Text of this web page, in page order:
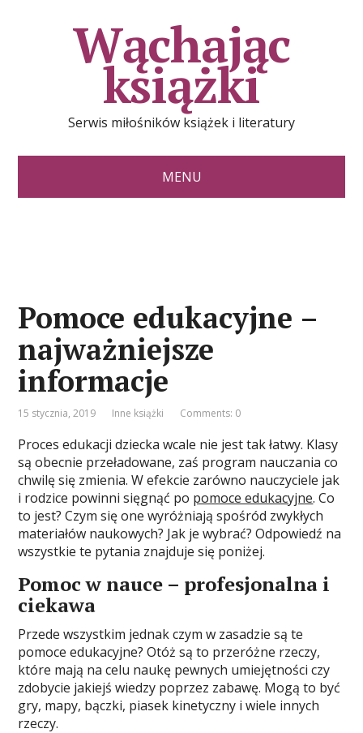
Wąchając
książki
Serwis miłośników książek i literatury
MENU
Pomoce edukacyjne –
najważniejsze
informacje
15 stycznia, 2019 Inne książki Comments: 0
Proces edukacji dziecka wcale nie jest tak łatwy. Klasy
są obecnie przeładowane, zaś program nauczania co
chwilę się zmienia. W efekcie zarówno nauczyciele jak
i rodzice powinni sięgnąć po pomoce edukacyjne. Co
to jest? Czym się one wyróżniają spośród zwykłych
materiałów naukowych? Jak je wybrać? Odpowiedź na
wszystkie te pytania znajduje się poniżej.
Pomoc w nauce – profesjonalna i
ciekawa
Przede wszystkim jednak czym w zasadzie są te
pomoce edukacyjne? Otóż są to przeróżne rzeczy,
które mają na celu naukę pewnych umiejętności czy
zdobycie jakiejś wiedzy poprzez zabawę. Mogą to być
gry, mapy, bączki, piasek kinetyczny i wiele innych
rzeczy.